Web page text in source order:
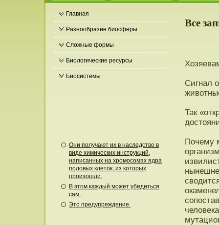
Главная
Разнообразие биосферы
Сложные формы
Биологические ресурсы
Биосистемы
Они получают их в наследство в
виде химических инструкций,
написанных на хромосомах ядра
половых клеток, из которых
произошли.
В этом каждый может убедиться
сам.
Это предупреждение.
Все
Сигнал
Так
Почему